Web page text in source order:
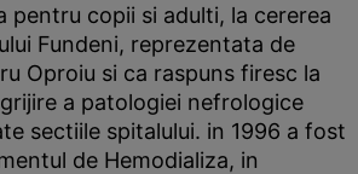
pentru copii si adulti, la cererea
Fundeni, reprezentata de
Oproiu si ca raspuns firesc la
a patologiei nefrologice
sectiile spitalului. in 1996 a fost
de Hemodializa, in